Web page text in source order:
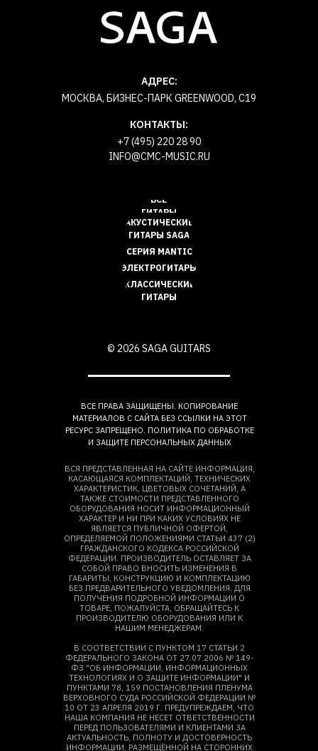
АДРЕС:
АКУСТИЧЕСКИЕ
ГИТАРЫ SAGA
ВСЕ
ГИТАРЫ
ЭЛЕКТРОГИТАРЫ
КЛАССИЧЕСКИЕ
ГИТАРЫ
СЕРИЯ MANTIC
© 2026 SAGA GUITARS
МОСКВА, БИЗНЕС-ПАРК GREENWOOD, С19
КОНТАКТЫ:
ВСЕ ПРАВА ЗАЩИЩЕНЫ. КОПИРОВАНИЕ
МАТЕРИАЛОВ С САЙТА БЕЗ ССЫЛКИ НА ЭТОТ
РЕСУРС ЗАПРЕЩЕНО. ПОЛИТИКА ПО ОБРАБОТКЕ
И ЗАЩИТЕ ПЕРСОНАЛЬНЫХ ДАННЫХ
+7 (495) 220 28 90
INFO@CMC-MUSIC.RU
ВСЯ ПРЕДСТАВЛЕННАЯ НА САЙТЕ ИНФОРМАЦИЯ,
КАСАЮЩАЯСЯ КОМПЛЕКТАЦИЙ, ТЕХНИЧЕСКИХ
ХАРАКТЕРИСТИК, ЦВЕТОВЫХ СОЧЕТАНИЙ, А
ТАКЖЕ СТОИМОСТИ ПРЕДСТАВЛЕННОГО
ОБОРУДОВАНИЯ НОСИТ ИНФОРМАЦИОННЫЙ
ХАРАКТЕР И НИ ПРИ КАКИХ УСЛОВИЯХ НЕ
ЯВЛЯЕТСЯ ПУБЛИЧНОЙ ОФЕРТОЙ,
ОПРЕДЕЛЯЕМОЙ ПОЛОЖЕНИЯМИ СТАТЬИ 437 (2)
ГРАЖДАНСКОГО КОДЕКСА РОССИЙСКОЙ
ФЕДЕРАЦИИ. ПРОИЗВОДИТЕЛЬ ОСТАВЛЯЕТ ЗА
СОБОЙ ПРАВО ВНОСИТЬ ИЗМЕНЕНИЯ В
ГАБАРИТЫ, КОНСТРУКЦИЮ И КОМПЛЕКТАЦИЮ
БЕЗ ПРЕДВАРИТЕЛЬНОГО УВЕДОМЛЕНИЯ. ДЛЯ
ПОЛУЧЕНИЯ ПОДРОБНОЙ ИНФОРМАЦИИ О
ТОВАРЕ, ПОЖАЛУЙСТА, ОБРАЩАЙТЕСЬ К
ПРОИЗВОДИТЕЛЮ ОБОРУДОВАНИЯ ИЛИ К
НАШИМ МЕНЕДЖЕРАМ.
В СООТВЕТСТВИИ С ПУНКТОМ 17 СТАТЬИ 2
ФЕДЕРАЛЬНОГО ЗАКОНА ОТ 27.07.2006 № 149-
ФЗ "ОБ ИНФОРМАЦИИ, ИНФОРМАЦИОННЫХ
ТЕХНОЛОГИЯХ И О ЗАЩИТЕ ИНФОРМАЦИИ" И
ПУНКТАМИ 78, 159 ПОСТАНОВЛЕНИЯ ПЛЕНУМА
ВЕРХОВНОГО СУДА РОССИЙСКОЙ ФЕДЕРАЦИИ №
10 ОТ 23 АПРЕЛЯ 2019 Г. ПРЕДУПРЕЖДАЕМ, ЧТО
НАША КОМПАНИЯ НЕ НЕСЕТ ОТВЕТСТВЕННОСТИ
ПЕРЕД ПОЛЬЗОВАТЕЛЯМИ И КЛИЕНТАМИ ЗА
АКТУАЛЬНОСТЬ, ПОЛНОТУ И ДОСТОВЕРНОСТЬ
ИНФОРМАЦИИ, РАЗМЕЩЁННОЙ НА СТОРОННИХ